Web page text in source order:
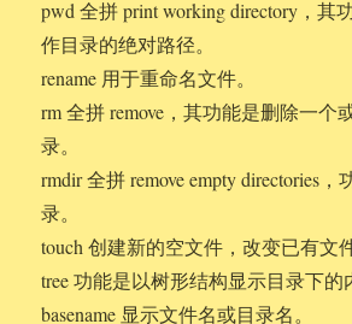
pwd 全拼 print working directory，其
作目录的绝对路径。
rename 用于重命名文件。
rm 全拼 remove，其功能是删除一个
录。
rmdir 全拼 remove empty directories
录。
touch 创建新的空文件，改变已有文
tree 功能是以树形结构显示目录下的
basename 显示文件名或目录名。